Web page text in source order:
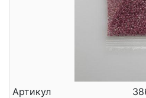
Артикул